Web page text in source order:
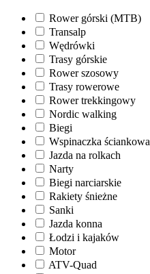
Rower górski (MTB)
Transalp
Wędrówki
Trasy górskie
Rower szosowy
Trasy rowerowe
Rower trekkingowy
Nordic walking
Biegi
Wspinaczka ściankowa
Jazda na rolkach
Narty
Biegi narciarskie
Rakiety śnieżne
Sanki
Jazda konna
Łodzi i kajaków
Motor
ATV-Quad